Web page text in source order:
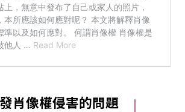
肖像權侵害的問題